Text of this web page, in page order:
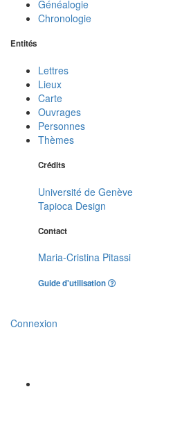
Généalogie
Chronologie
Entités
Lettres
Lieux
Carte
Ouvrages
Personnes
Thèmes
Crédits
Université de Genève
Tapioca Design
Contact
Maria-Cristina Pitassi
Guide d'utilisation
Connexion